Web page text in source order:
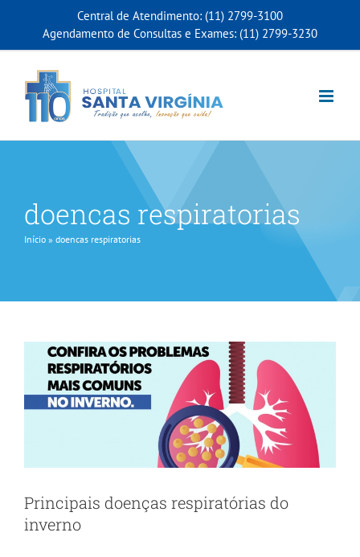
conteúdo
Central de Atendimento: (11) 2799-3100
Agendamento de Consultas e Exames: (11) 2799-3230
doencas respiratorias
Início » doencas respiratorias
inverno
Principais doenças respiratórias do
inverno